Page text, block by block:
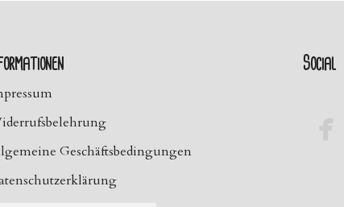
Geschäftsbedingungen
Social